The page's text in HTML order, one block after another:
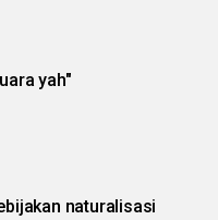
yah"
naturalisasi